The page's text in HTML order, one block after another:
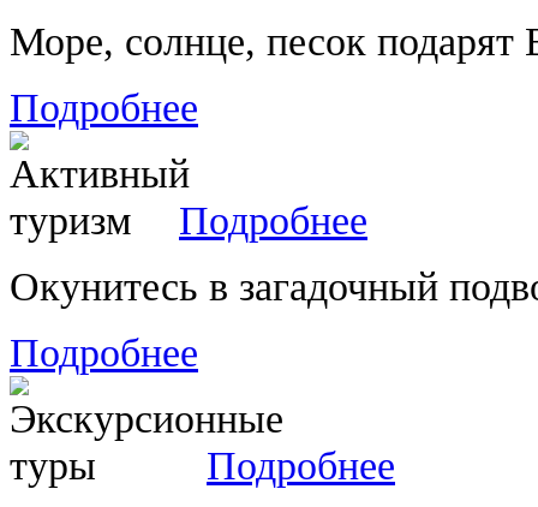
Море, солнце, песок
Подробнее
Подробнее
Окунитесь в загадочный
Подробнее
Подробнее